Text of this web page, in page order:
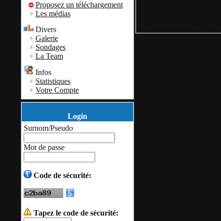
Proposez un téléchargement
Les médias
Divers
Galerie
Sondages
La Team
Infos
Statistiques
Votre Compte
Login
Surnom/Pseudo
Mot de passe
Code de sécurité:
Tapez le code de sécurité: